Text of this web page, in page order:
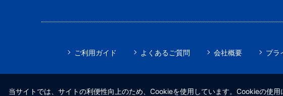
ご利用ガイド よくあるご質問 会社概要 プラ
当サイトでは、サイトの利便性向上のため、Cookieを使用しています。Cookieの使用